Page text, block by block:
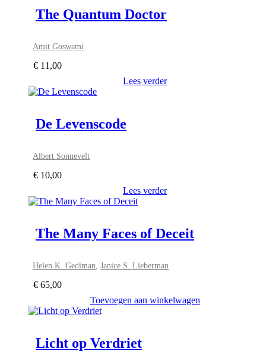
The Quantum Doctor
Amit Goswami
€ 11,00
Lees verder
De Levenscode
Albert Sonnevelt
€ 10,00
Lees verder
The Many Faces of Deceit
Helen K. Gediman,Janice S. Lieberman
€ 65,00
Toevoegen aan winkelwagen
Licht op Verdriet